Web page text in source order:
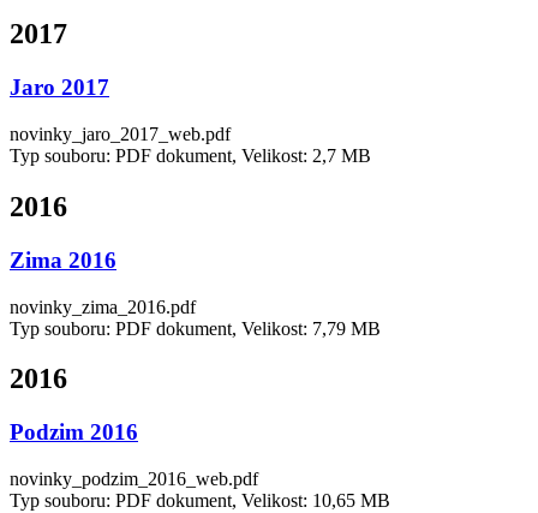
2017
Jaro 2017
novinky_jaro_2017_web.pdf
Typ souboru: PDF dokument, Velikost: 2,7 MB
2016
Zima 2016
novinky_zima_2016.pdf
Typ souboru: PDF dokument, Velikost: 7,79 MB
2016
Podzim 2016
novinky_podzim_2016_web.pdf
Typ souboru: PDF dokument, Velikost: 10,65 MB